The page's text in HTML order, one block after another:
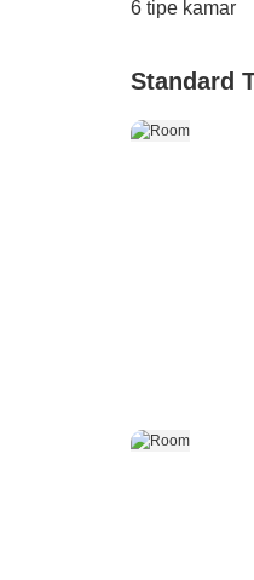
6 tipe kamar
Standard